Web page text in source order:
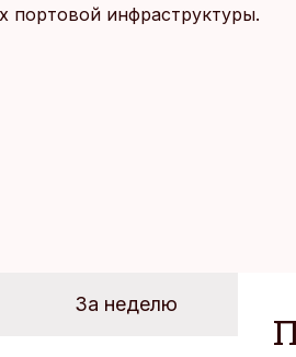
портовой инфраструктуры.
За неделю